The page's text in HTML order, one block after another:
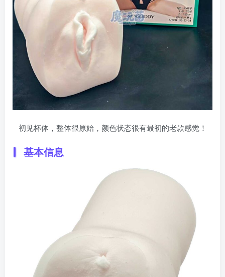
初见杯体，整体很原始，颜色状态很有最初的老款感觉！
基本信息